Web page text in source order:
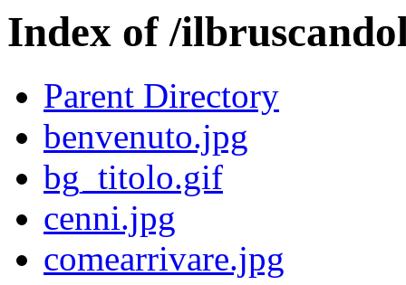
Index of /
Parent Directory
benvenuto.jpg
bg_titolo.gif
cenni.jpg
comearrivare.jpg